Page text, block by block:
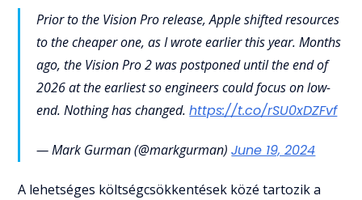
Prior to the Vision Pro release, Apple shifted resources
to the cheaper one, as I wrote earlier this year. Months
ago, the Vision Pro 2 was postponed until the end of
2026 at the earliest so engineers could focus on low-
end. Nothing has changed.https://t.co/rSU0xDZFvf
— Mark Gurman (@markgurman)June 19, 2024
A lehetséges költségcsökkentések közé tartozik a